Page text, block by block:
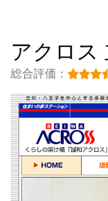
アクロス
総合評価：